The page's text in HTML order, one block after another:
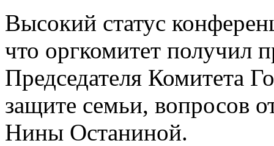
Высокий статус
что оргкомитет получил
Председателя Комитета
защите семьи, вопросов
Нины Останиной.